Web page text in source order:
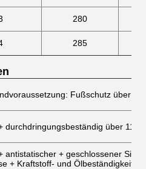
280
285
Fußschutz über
durchdringungsbeständig über 1100
antistatischer + geschlossener
+ Kraftstoff- und Ölbeständigkeit